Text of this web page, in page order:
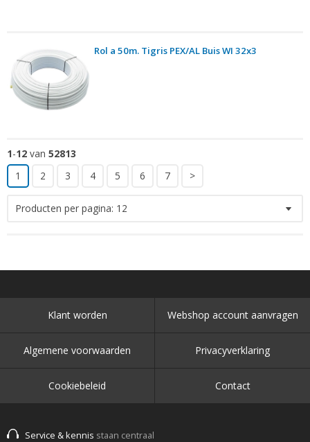
Rol a 50m. Tigris PEX/AL Buis WI 32x3
1-12 van 52813
1
2 3 4 5 6 7 >
Producten per pagina: 12
Klant worden Webshop account aanvragen
Algemene voorwaarden Privacyverklaring
Cookiebeleid Contact
Service & kennis staan centraal